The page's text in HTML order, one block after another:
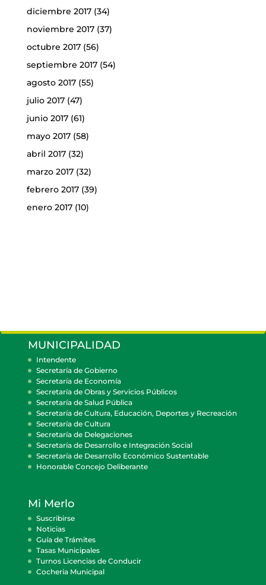
diciembre 2017(34)
noviembre 2017(37)
octubre 2017(56)
septiembre 2017(54)
agosto 2017(55)
julio 2017(47)
junio 2017(61)
mayo 2017(58)
abril 2017(32)
marzo 2017(32)
febrero 2017(39)
enero 2017(10)
MUNICIPALIDAD
Intendente
Secretaría de Gobierno
Secretaría de Economía
Secretaría de Obras y Servicios Públicos
Secretaría de Salud Pública
Secretaría de Cultura, Educación, Deportes y Recreación
Secretaría de Cultura
Secretaría de Delegaciones
Secretaría de Desarrollo e Integración Social
Secretaría de Desarrollo Económico Sustentable
Honorable Concejo Deliberante
Mi Merlo
Suscribirse
Noticias
Guía de Trámites
Tasas Municipales
Turnos Licencias de Conducir
Cocheria Municipal